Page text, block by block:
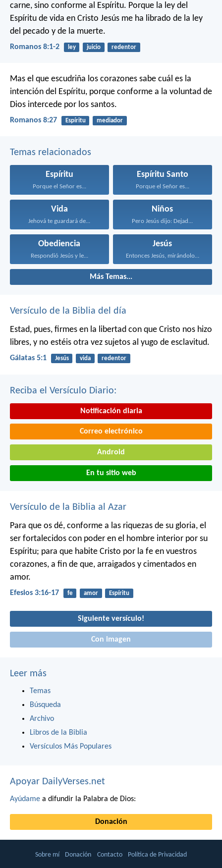
carne, sino conforme al Espíritu. Porque la ley del
Espíritu de vida en Cristo Jesús me ha librado de la ley
del pecado y de la muerte.
Romanos 8:1-2 ley juicio redentor
Mas el que escudriña los corazones sabe cuál es la
intención del Espíritu, porque conforme a la voluntad de
Dios intercede por los santos.
Romanos 8:27 Espíritu mediador
Temas relacionados
Espíritu
Porque el Señor es...
Espíritu Santo
Porque el Señor es...
Vida
Jehová te guardará de...
Niños
Pero Jesús dijo: Dejad...
Obediencia
Respondió Jesús y le...
Jesús
Entonces Jesús, mirándolos, dijo...
Más Temas...
Versículo de la Biblia del día
Estad, pues, firmes en la libertad con que Cristo nos hizo
libres, y no estéis otra vez sujetos al yugo de esclavitud.
Gálatas 5:1 Jesús vida redentor
Reciba el Versículo Diario:
Notificación diaria
Correo electrónico
Android
En tu sitio web
Versículo de la Biblia al Azar
Para que os dé, conforme a las riquezas de su gloria, el
ser fortalecidos con poder en el hombre interior por su
Espíritu; para que habite Cristo por la fe en vuestros
corazones, a fin de que, arraigados y cimentados en
amor.
Efesios 3:16-17 fe amor Espíritu
Siguiente versículo!
Con imagen
Leer más
Temas
Búsqueda
Archivo
Libros de la Biblia
Versículos Más Populares
Apoyar DailyVerses.net
Ayúdame a difundir la Palabra de Dios:
Donación
Sobre mí Donación Contacto Política de Privacidad